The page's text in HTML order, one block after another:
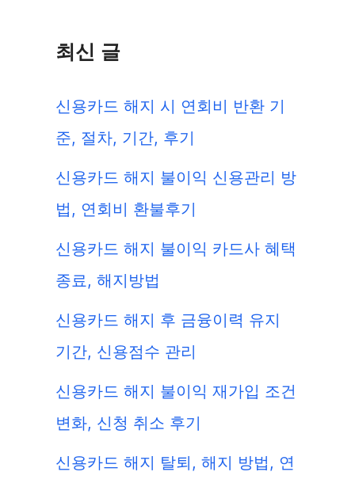
최신 글
신용카드 해지 시 연회비 반환 기
준, 절차, 기간, 후기
신용카드 해지 불이익 신용관리 방
법, 연회비 환불후기
신용카드 해지 불이익 카드사 혜택
종료, 해지방법
신용카드 해지 후 금융이력 유지
기간, 신용점수 관리
신용카드 해지 불이익 재가입 조건
변화, 신청 취소 후기
신용카드 해지 탈퇴, 해지 방법, 연